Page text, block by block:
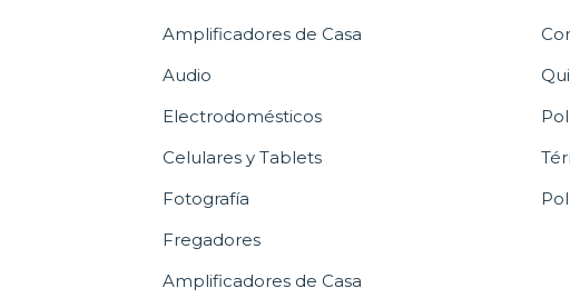
Amplificadores de Casa
Audio
Electrodomésticos
Celulares y Tablets
Fotografía
Fregadores
Amplificadores de Casa